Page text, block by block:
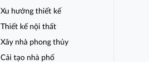
Xu hướng thiết kế
Thiết kế nội thất
Xây nhà phong thủy
Cải tạo nhà phố